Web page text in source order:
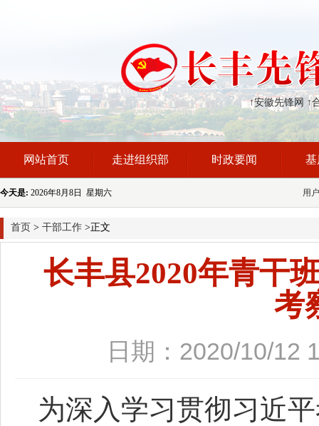
↑安徽先锋网 ↑
网站首页 走进组织部 时政要闻 基
今天是: 2026年8月8日 星期六 用
首页 > 干部工作 >正文
长丰县2020年青干
考
日期：2020/10/
为深入学习贯彻习近